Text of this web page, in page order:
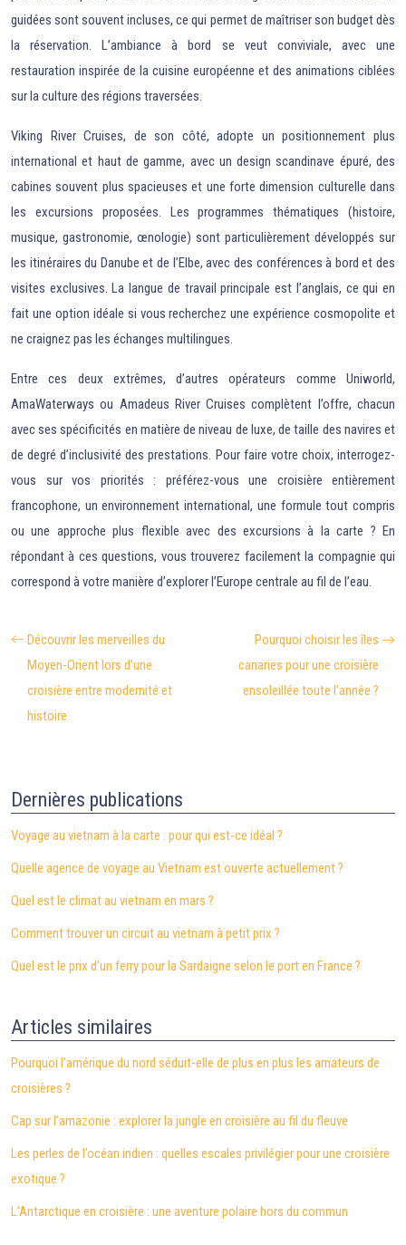
guidées sont souvent incluses, ce qui permet de maîtriser son budget dès
la réservation. L’ambiance à bord se veut conviviale, avec une
restauration inspirée de la cuisine européenne et des animations ciblées
sur la culture des régions traversées.
Viking River Cruises, de son côté, adopte un positionnement plus
international et haut de gamme, avec un design scandinave épuré, des
cabines souvent plus spacieuses et une forte dimension culturelle dans
les excursions proposées. Les programmes thématiques (histoire,
musique, gastronomie, œnologie) sont particulièrement développés sur
les itinéraires du Danube et de l’Elbe, avec des conférences à bord et des
visites exclusives. La langue de travail principale est l’anglais, ce qui en
fait une option idéale si vous recherchez une expérience cosmopolite et
ne craignez pas les échanges multilingues.
Entre ces deux extrêmes, d’autres opérateurs comme Uniworld,
AmaWaterways ou Amadeus River Cruises complètent l’offre, chacun
avec ses spécificités en matière de niveau de luxe, de taille des navires et
de degré d’inclusivité des prestations. Pour faire votre choix, interrogez-
vous sur vos priorités : préférez-vous une croisière entièrement
francophone, un environnement international, une formule tout compris
ou une approche plus flexible avec des excursions à la carte ? En
répondant à ces questions, vous trouverez facilement la compagnie qui
correspond à votre manière d’explorer l’Europe centrale au fil de l’eau.
Découvrir les merveilles du
Moyen-Orient lors d’une
croisière entre modernité et
histoire
Pourquoi choisir les îles
canaries pour une croisière
ensoleillée toute l’année ?
Dernières publications
Voyage au vietnam à la carte : pour qui est-ce idéal ?
Quelle agence de voyage au Vietnam est ouverte actuellement ?
Quel est le climat au vietnam en mars ?
Comment trouver un circuit au vietnam à petit prix ?
Quel est le prix d’un ferry pour la Sardaigne selon le port en France ?
Articles similaires
Pourquoi l’amérique du nord séduit-elle de plus en plus les amateurs de
croisières ?
Cap sur l’amazonie : explorer la jungle en croisière au fil du fleuve
Les perles de l’océan indien : quelles escales privilégier pour une croisière
exotique ?
L’Antarctique en croisière : une aventure polaire hors du commun